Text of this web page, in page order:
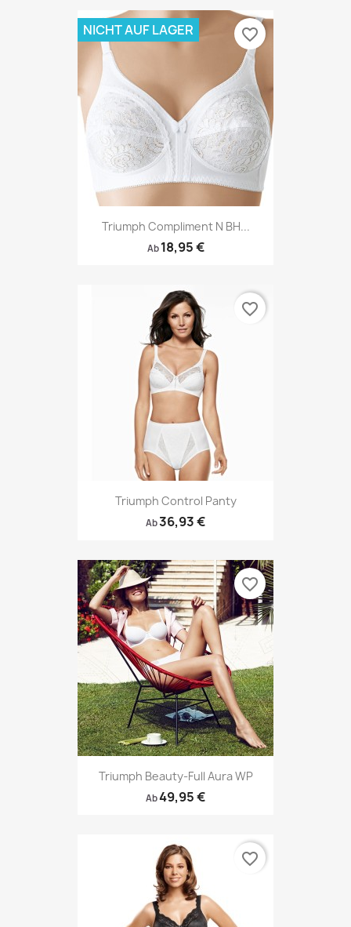
Triumph Compliment N BH...
Ab 18,95 €
NICHT AUF LAGER favorite_border
Triumph Control Panty
Ab36,93 €
favorite_border
Triumph Beauty-Full Aura WP
Ab49,95 €
favorite_border
favorite_border